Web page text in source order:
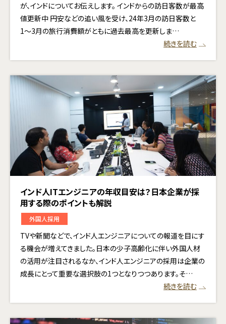
が、インドについてお伝えします。 インドからの訪日客数が最高
値更新中 円安などの追い風を受け、24年3月の訪日客数と
1〜3月の旅行消費額がともに過去最高を更新しま…
続きを読む
インド人ITエンジニアの年収目安は？日本企業が採
用する際のポイントも解説
外国人採用
TVや新聞などで、インド人エンジニアについての報道を目にす
る機会が増えてきました。日本の少子高齢化に伴い外国人材
の活用が注目されるなか、インド人エンジニアの採用は企業の
成長にとって重要な選択肢の1つとなりつつあります。そ…
続きを読む